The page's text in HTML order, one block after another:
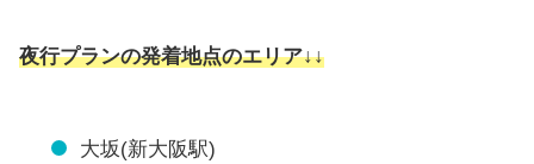
夜行プランの発着地点のエリア↓↓
大坂(新大阪駅)